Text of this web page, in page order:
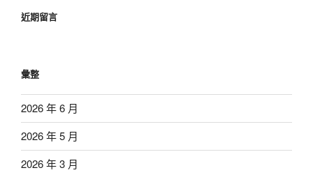
近期留言
彙整
2026 年 6 月
2026 年 5 月
2026 年 3 月